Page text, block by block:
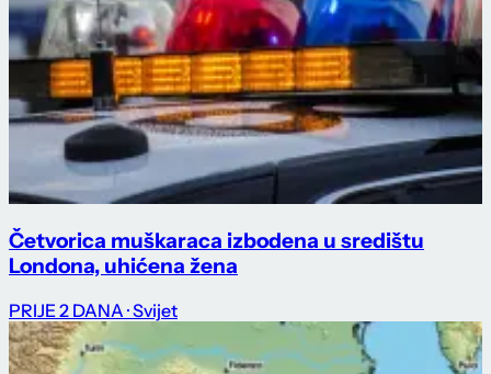
Četvorica muškaraca izbodena u središtu
Londona, uhićena žena
PRIJE 2 DANA · Svijet